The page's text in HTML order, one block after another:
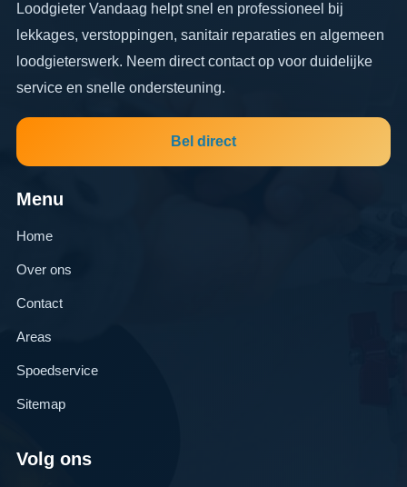
Loodgieter Vandaag helpt snel en professioneel bij
lekkages, verstoppingen, sanitair reparaties en algemeen
loodgieterswerk. Neem direct contact op voor duidelijke
service en snelle ondersteuning.
Bel direct
Menu
Home
Over ons
Contact
Areas
Spoedservice
Sitemap
Volg ons